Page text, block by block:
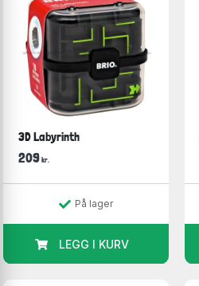
3D Labyrinth
209 kr.
På lager
LEGG I KURV